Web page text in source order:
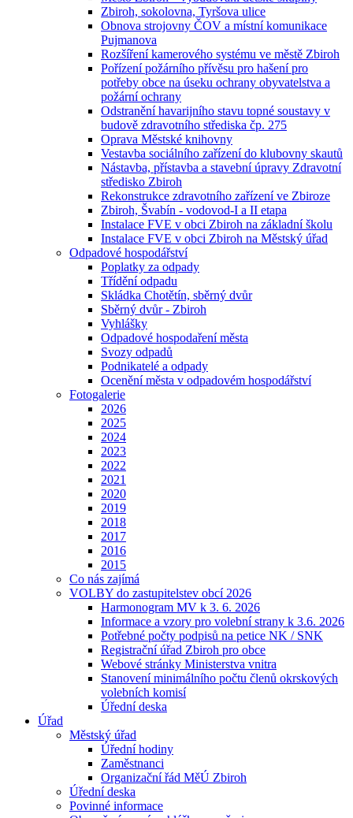
Zbiroh, sokolovna, Tyršova ulice
Obnova strojovny ČOV a místní komunikace
Pujmanova
Rozšíření kamerového systému ve městě Zbiroh
Pořízení požárního přívěsu pro hašení pro
potřeby obce na úseku ochrany obyvatelstva a
požární ochrany
Odstranění havarijního stavu topné soustavy v
budově zdravotního střediska čp. 275
Oprava Městské knihovny
Vestavba sociálního zařízení do klubovny skautů
Nástavba, přístavba a stavební úpravy Zdravotní
středisko Zbiroh
Rekonstrukce zdravotního zařízení ve Zbiroze
Zbiroh, Švabín - vodovod-I a II etapa
Instalace FVE v obci Zbiroh na základní školu
Instalace FVE v obci Zbiroh na Městský úřad
Odpadové hospodářství
Poplatky za odpady
Třídění odpadu
Skládka Chotětín, sběrný dvůr
Sběrný dvůr - Zbiroh
Vyhlášky
Odpadové hospodaření města
Svozy odpadů
Podnikatelé a odpady
Ocenění města v odpadovém hospodářství
Fotogalerie
2026
2025
2024
2023
2022
2021
2020
2019
2018
2017
2016
2015
Co nás zajímá
VOLBY do zastupitelstev obcí 2026
Harmonogram MV k 3. 6. 2026
Informace a vzory pro volební strany k 3.6. 2026
Potřebné počty podpisů na petice NK / SNK
Registrační úřad Zbiroh pro obce
Webové stránky Ministerstva vnitra
Stanovení minimálního počtu členů okrskových
volebních komisí
Úřední deska
Úřad
Městský úřad
Úřední hodiny
Zaměstnanci
Organizační řád MěÚ Zbiroh
Úřední deska
Povinné informace